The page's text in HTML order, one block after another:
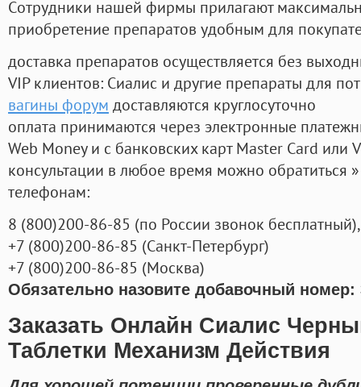
Cотрудники нашей фирмы прилагают
приобретение препаратов удобным для
доставка препаратов осуществляется без
VIP клиентов: Сиалис и другие препараты для
вагины форум доставляются круглосуточно
оплата принимаются через электронные
Web Money и с банковских карт Master Card или
консультации в любое время можно обратиться
телефонам:
8 (800)200-86-85 (по России звонок бесплатный),
+7 (800)200-86-85 (Санкт-Петербург)
+7 (800)200-86-85 (Москва)
Обязательно назовите добавочный номер:
Заказать Онлайн Сиалис
Таблетки Механизм Действия